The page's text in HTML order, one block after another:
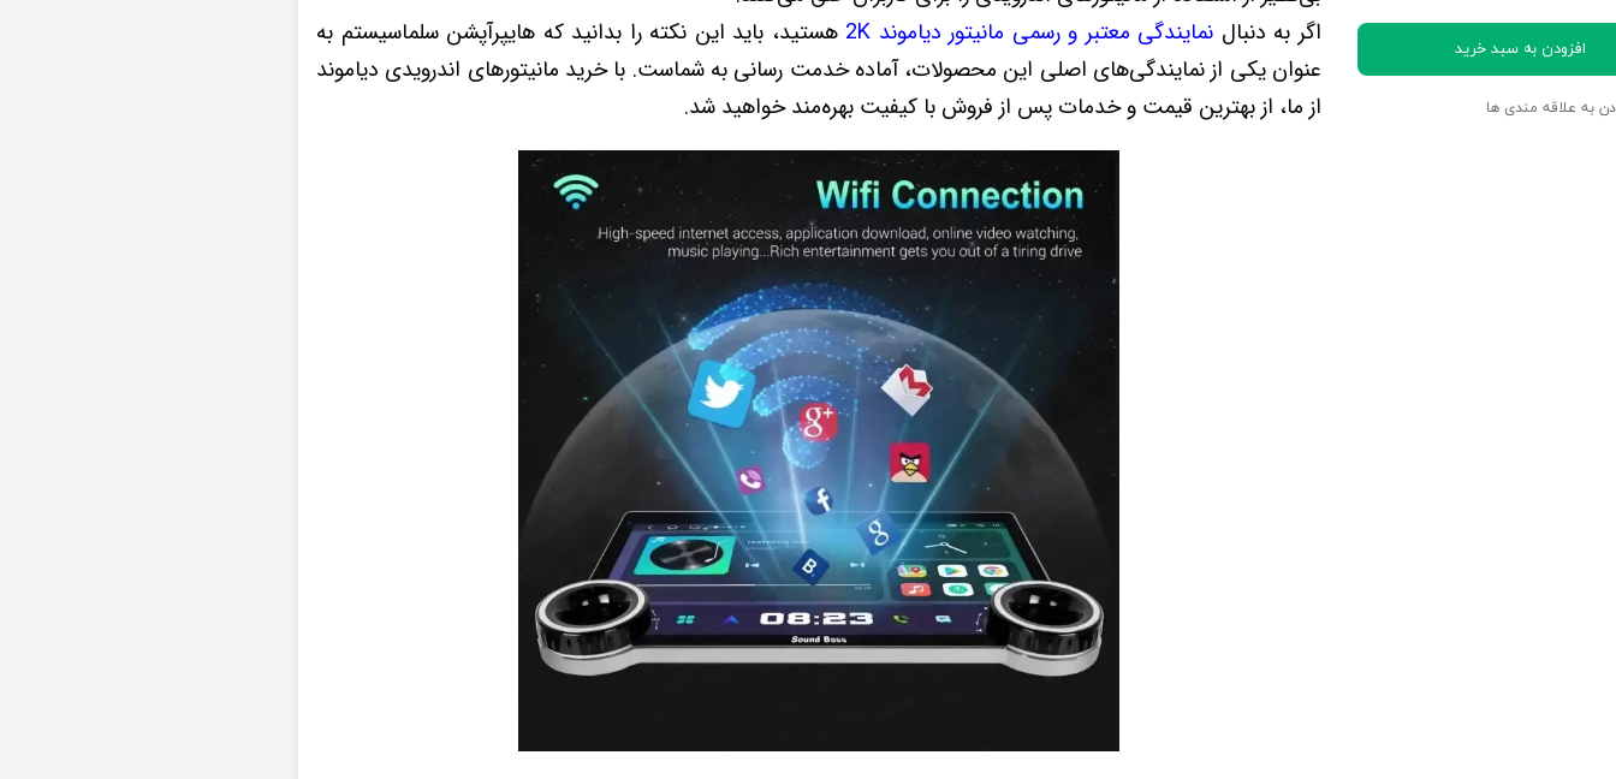
افزودن به سبد خرید
به علاقه مندی ها
اگر به دنبال نمایندگی معتبر و رسمی مانیتور دیاموند 2K
هستید، باید این نکته را بدانید که هایپرآپشن سلماسیستم به
عنوان یکی از نمایندگی‌های اصلی این محصولات، آماده خدمت رسانی به شماست. با خرید مانیتورهای اندرویدی دیاموند
از ما، از بهترین قیمت و خدمات پس از فروش با کیفیت بهره‌مند خواهید شد.